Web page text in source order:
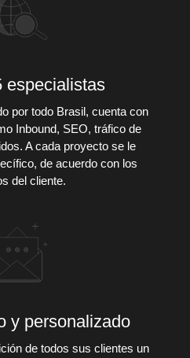
especialistas
por todo Brasil, cuenta con
Inbound, SEO, tráfico de
A cada proyecto se le
de acuerdo con los
del cliente.
y personalizado
de todos sus clientes un